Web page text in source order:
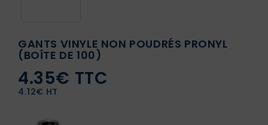
GANTS VINYLE NON POUDRÉS PRONYL
(BOÎTE DE 100)
4.35€ TTC
4.12€ HT